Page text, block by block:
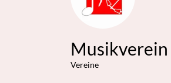
Musikverein
Vereine